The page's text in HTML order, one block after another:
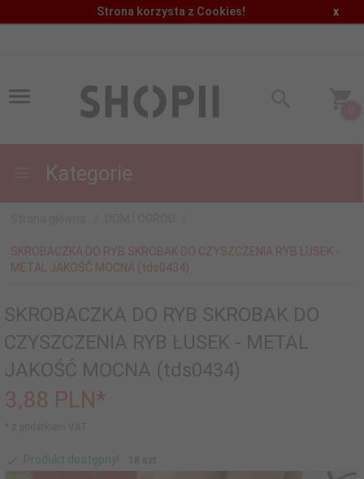
Strona korzysta z Cookies! x
Kategorie
SKROBACZKA DO RYB SKROBAK DO CZYSZCZENIA RYB ŁUSEK -
METAL JAKOŚĆ MOCNA (tds0434)
SKROBACZKA DO RYB SKROBAK DO
CZYSZCZENIA RYB ŁUSEK - METAL
JAKOŚĆ MOCNA (tds0434)
3,88 PLN*
Produkt dostępny! 18 szt.